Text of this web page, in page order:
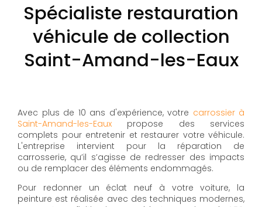
Spécialiste restauration
véhicule de collection
Saint-Amand-les-Eaux
Avec plus de 10 ans d'expérience, votre carrossier à
Saint-Amand-les-Eaux propose des services
complets pour entretenir et restaurer votre véhicule.
L'entreprise intervient pour la réparation de
carrosserie, qu’il s’agisse de redresser des impacts
ou de remplacer des éléments endommagés.
Pour redonner un éclat neuf à votre voiture, la
peinture est réalisée avec des techniques modernes,